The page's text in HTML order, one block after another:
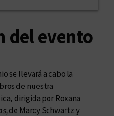
del evento
se llevará a cabo la
de nuestra
dirigida por Roxana
de Marcy Schwartz y